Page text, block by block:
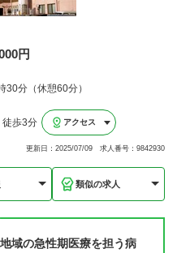
円
分（休憩60分）
徒歩3分 アクセス
更新日：2025/07/09 求人番号：9842930
類似の求人
域の急性期医療を担う病